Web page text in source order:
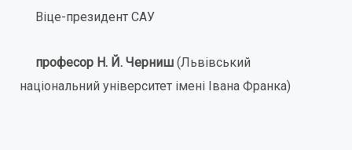
Віце-президент САУ
професор Н. Й. Черниш (Львівський
національний університет імені Івана Франка)